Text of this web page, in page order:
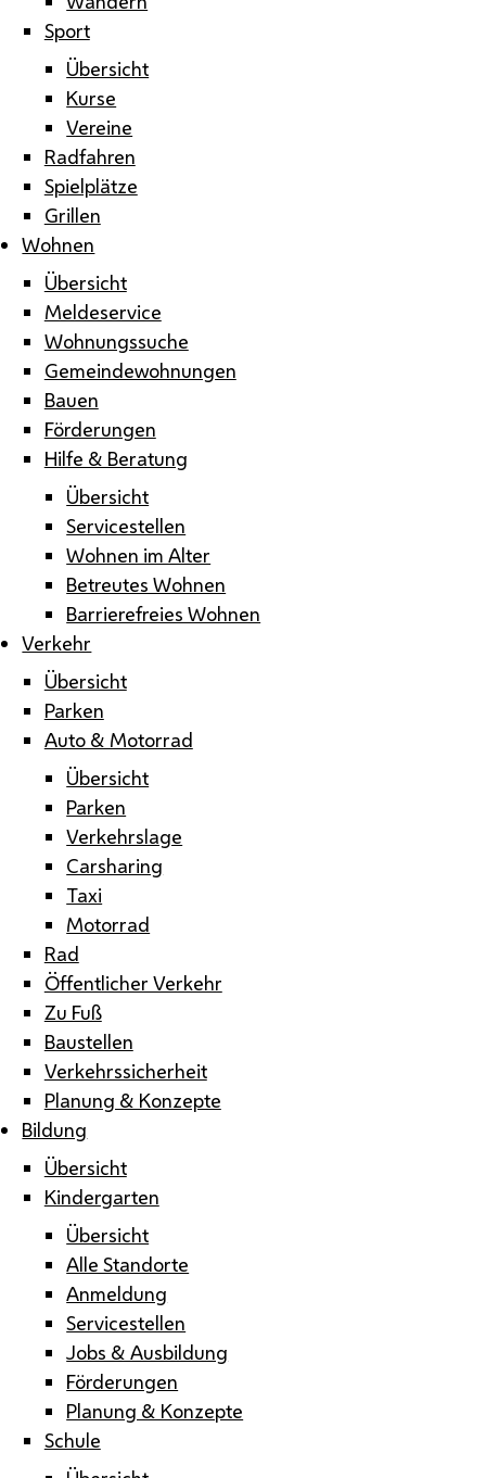
Sport
Übersicht
Kurse
Vereine
Radfahren
Spielplätze
Grillen
Wohnen
Übersicht
Meldeservice
Wohnungssuche
Gemeindewohnungen
Bauen
Förderungen
Hilfe & Beratung
Übersicht
Servicestellen
Wohnen im Alter
Betreutes Wohnen
Barrierefreies Wohnen
Verkehr
Übersicht
Parken
Auto & Motorrad
Übersicht
Parken
Verkehrslage
Carsharing
Taxi
Motorrad
Rad
Öffentlicher Verkehr
Zu Fuß
Baustellen
Verkehrssicherheit
Planung & Konzepte
Bildung
Übersicht
Kindergarten
Übersicht
Alle Standorte
Anmeldung
Servicestellen
Jobs & Ausbildung
Förderungen
Planung & Konzepte
Schule